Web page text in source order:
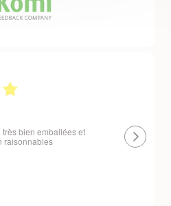
bien emballées et
raisonnables
Un site que
réserve. La
livraison